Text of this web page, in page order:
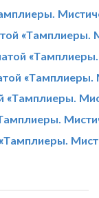
«Тамплиеры.
«Тамплиеры.